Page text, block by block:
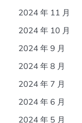
2024 年 11 月
2024 年 10 月
2024 年 9 月
2024 年 8 月
2024 年 7 月
2024 年 6 月
2024 年 5 月